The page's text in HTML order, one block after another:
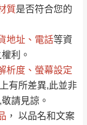
質是否符合您的
地址、電話等資
利。
析度、螢幕設定
有所差異,此並非
請見諒。
， 以品名和文案
偏遠地區
（請先線上詢問 LINE
→@dershin ）
復興鄉
新，如有需
到「官方
「現貨」與
權取消訂
客製，敬請
片